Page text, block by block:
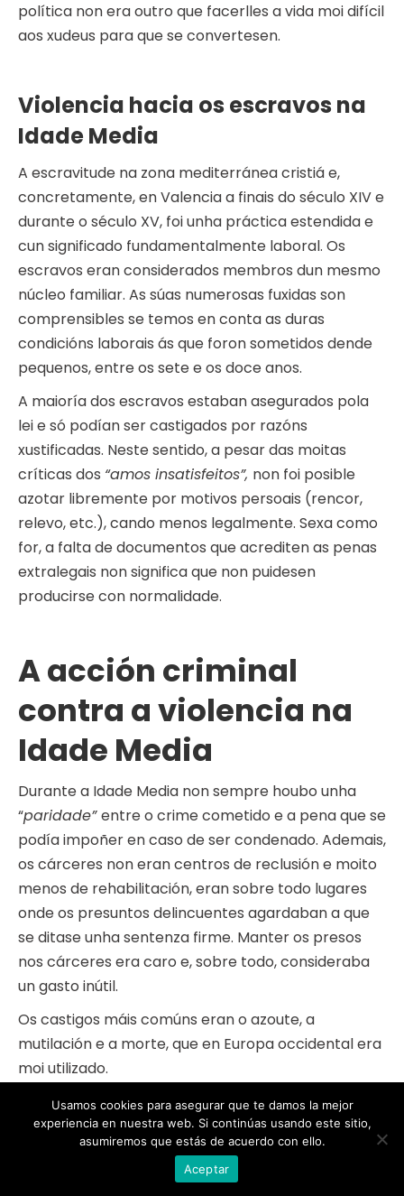
política non era outro que facerlles a vida moi difícil
aos xudeus para que se convertesen.
Violencia hacia os escravos na
Idade Media
A escravitude na zona mediterránea cristiá e,
concretamente, en Valencia a finais do século XIV e
durante o século XV, foi unha práctica estendida e
cun significado fundamentalmente laboral. Os
escravos eran considerados membros dun mesmo
núcleo familiar. As súas numerosas fuxidas son
comprensibles se temos en conta as duras
condicións laborais ás que foron sometidos dende
pequenos, entre os sete e os doce anos.
A maioría dos escravos estaban asegurados pola
lei e só podían ser castigados por razóns
xustificadas. Neste sentido, a pesar das moitas
críticas dos “amos insatisfeitos”, non foi posible
azotar libremente por motivos persoais (rencor,
relevo, etc.), cando menos legalmente. Sexa como
for, a falta de documentos que acrediten as penas
extralegais non significa que non puidesen
producirse con normalidade.
A acción criminal
contra a violencia na
Idade Media
Durante a Idade Media non sempre houbo unha
“paridade”entre o crime cometido e a pena que se
podía impoñer en caso de ser condenado. Ademais,
os cárceres non eran centros de reclusión e moito
menos de rehabilitación, eran sobre todo lugares
onde os presuntos delincuentes agardaban a que
se ditase unha sentenza firme. Manter os presos
nos cárceres era caro e, sobre todo, consideraba
un gasto inútil.
Os castigos máis comúns eran o azoute, a
mutilación e a morte, que en Europa occidental era
moi utilizado.
Nalgúns sectores detectouse unha voz crítica
respecto dos “hábitos”nas sentenzas impostas.
Así, atopamos que o académico serfardí
“é mellor e máis satisfactorio
Usamos cookies para asegurar que te damos la mejor
experiencia en nuestra web. Si continúas usando este sitio,
asumiremos que estás de acuerdo con ello.
Aceptar